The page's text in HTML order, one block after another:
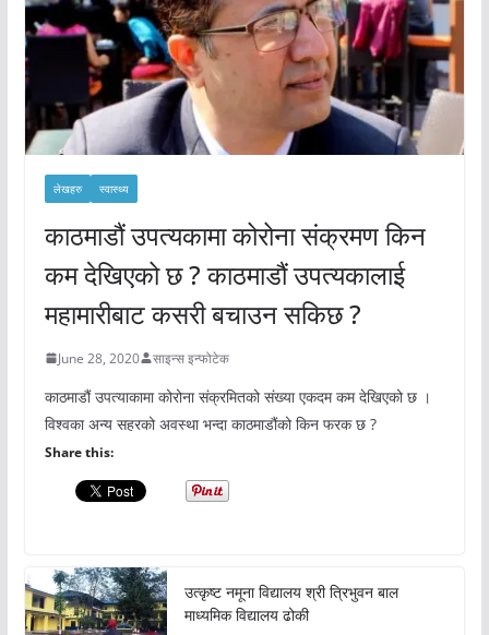
लेखहरु स्वास्थ्य
काठमाडौं उपत्यकामा कोरोना संक्रमण किन
कम देखिएको छ ? काठमाडौं उपत्यकालाई
महामारीबाट कसरी बचाउन सकिछ ?
June 28, 2020 साइन्स इन्फोटेक
काठमाडौं उपत्याकामा कोरोना संक्रमितको संख्या एकदम कम देखिएको छ ।
विश्वका अन्य सहरको अवस्था भन्दा काठमाडौंको किन फरक छ ?
Share this:
उत्कृष्ट नमूना विद्यालय श्री त्रिभुवन बाल
माध्यमिक विद्यालय ढोकी